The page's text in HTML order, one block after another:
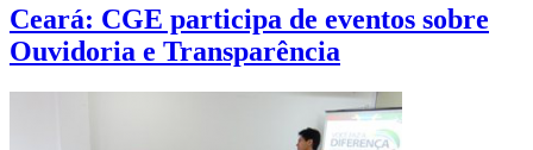
Ceará: CGE participa de eventos sobre
Ouvidoria e Transparência